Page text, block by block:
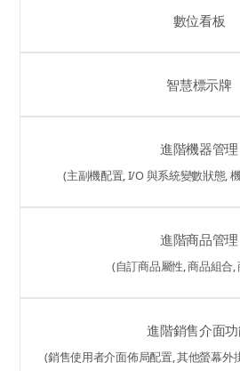
數位看板
智慧標示牌
進階機器管理
(主副機配置, I/O 與系統變數狀態,
進階商品管理
(自訂商品屬性, 商品組合,
進階銷售介面
(銷售使用者介面佈局配置, 其他螢幕外